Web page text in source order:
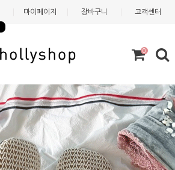
마이페이지 장바구니 고객센터
0